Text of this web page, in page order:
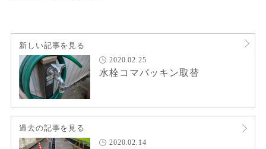
新しい記事を見る
2020.02.25
水栓コマパッキン取替
過去の記事を見る
2020.02.14